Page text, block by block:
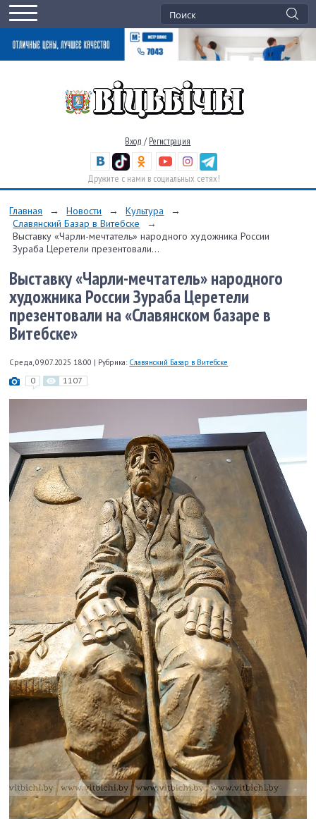
Вход / Регистрация
Дружите с нами в социальных сетях!
Главная → Новости → Культура
→
Славянский Базар в Витебске
→
Выставку «Чарли-мечтатель» народного художника России
Зураба Церетели презентовали...
Выставку «Чарли-мечтатель» народного
художника России Зураба Церетели
презентовали на «Славянском базаре в
Витебске»
Среда, 09.07.2025 18:00 | Рубрика: Славянский Базар в Витебске
0 1107